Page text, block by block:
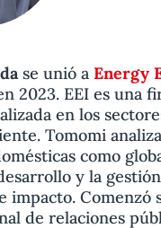
se unió aEnergy
2023. EEI es una
en los
Tomomi
como
y la
impacto. Comenzó
de relaciones